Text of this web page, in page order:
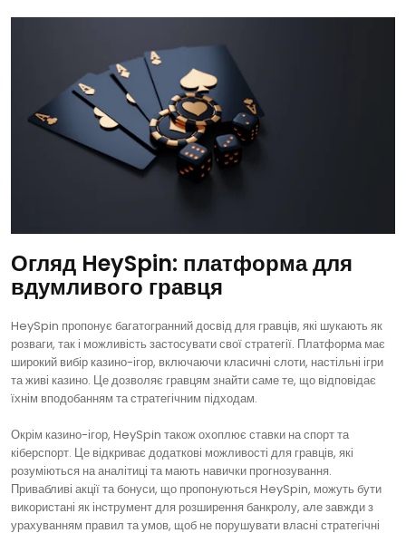
Огляд HeySpin: платформа для
вдумливого гравця
HeySpin пропонує багатогранний досвід для гравців, які шукають як
розваги, так і можливість застосувати свої стратегії. Платформа має
широкий вибір казино-ігор, включаючи класичні слоти, настільні ігри
та живі казино. Це дозволяє гравцям знайти саме те, що відповідає
їхнім вподобанням та стратегічним підходам.
Окрім казино-ігор, HeySpin також охоплює ставки на спорт та
кіберспорт. Це відкриває додаткові можливості для гравців, які
розуміються на аналітиці та мають навички прогнозування.
Привабливі акції та бонуси, що пропонуються HeySpin, можуть бути
використані як інструмент для розширення банкролу, але завжди з
урахуванням правил та умов, щоб не порушувати власні стратегічні